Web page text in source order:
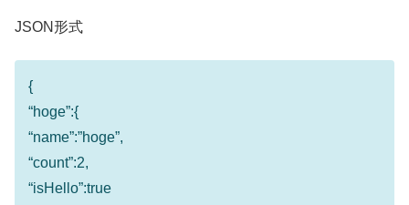
JSON形式
{
“hoge”:{
“name”:”hoge”,
“count”:2,
“isHello”:true